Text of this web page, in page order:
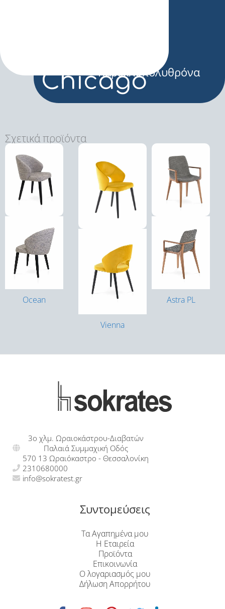
Καρεκλοπολυθρόνα
Chicago
Σχετικά προϊόντα
Ocean
Vienna
Astra PL
3ο χλμ. Ωραιοκάστρου-Διαβατών
Παλαιά Συμμαχική Οδός
570 13 Ωραιόκαστρο - Θεσσαλονίκη
2310680000
info@sokratest.gr
Συντομεύσεις
Τα Αγαπημένα μου
Η Εταιρεία
Προϊόντα
Επικοινωνία
Ο λογαριασμός μου
Δήλωση Απορρήτου